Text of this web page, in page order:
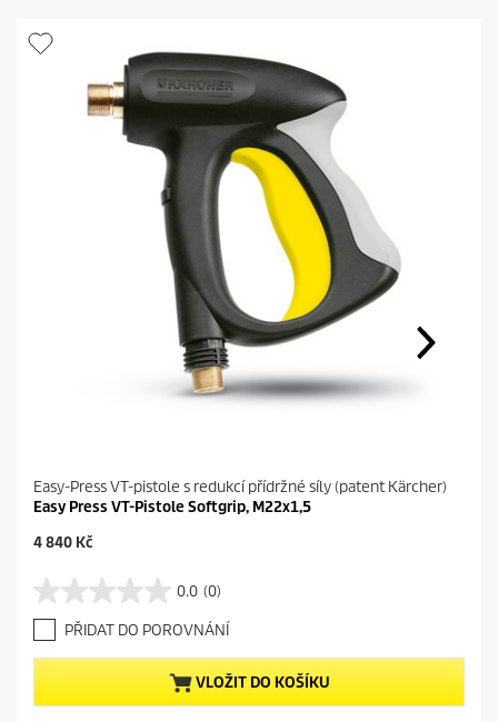
Easy-Press VT-pistole s redukcí přídržné síly (patent Kärcher)
Easy Press VT-Pistole Softgrip, M22x1,5
C
e
n
t
p
r
4 840 Kč
0.0 (0)
0
.
0
z
5
h
PŘIDAT DO POROVNÁNÍ
VLOŽIT DO KOŠÍKU